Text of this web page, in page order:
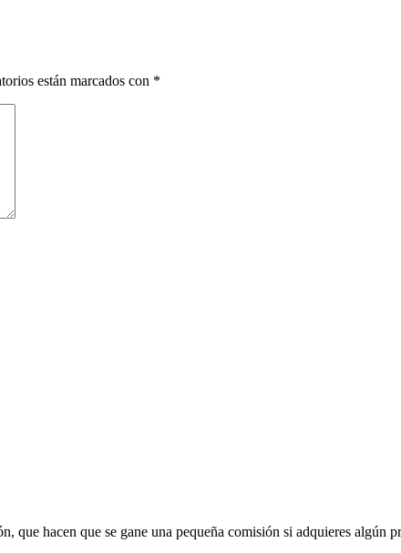
están marcados con *
que hacen que se gane una pequeña comisión si adquieres